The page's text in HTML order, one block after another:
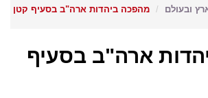
ובעולם מהפכה ביהדות ארה"ב בסעיף קטן
ארה"ב בסעיף